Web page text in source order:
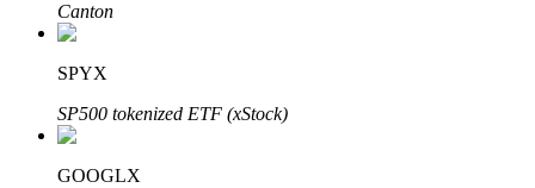
Aprenda a apostar
Aprenda como ganhar renda passiva
Bitrue
AI
Canton
SPYX
SP500 tokenized ETF (xStock)
GOOGLX